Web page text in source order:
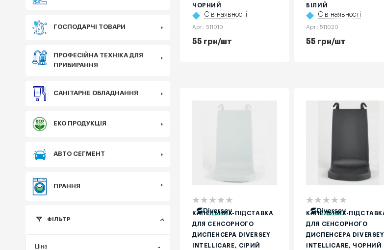
ЧОРНИЙ
Є в наявності
Арт.: 511010
55 грн/шт
БІЛИЙ
Є в наявності
Арт.: 511020
55 грн/шт
КАПЕЛЬНИК-ПІДСТАВКА
ДЛЯ СЕНСОРНОГО
ДИСПЕНСЕРА DIVERSEY
INTELLICARE, СІРИЙ
КАПЕЛЬНИК-
ДЛЯ СЕНСОРНОГО
ДИСПЕНСЕРА DIVERSEY
INTELLICARE, ЧОРНИЙ
ГОСПОДАРЧІ ТОВАРИ
ПРОФЕСІЙНА ТЕХНІКА ДЛЯ
ПРИБИРАННЯ
САНІТАРНЕ ОБЛАДНАННЯ
ЕКО ПРОДУКЦІЯ
АВТО СЕГМЕНТ
ПРАННЯ
ФІЛЬТР
Ціна